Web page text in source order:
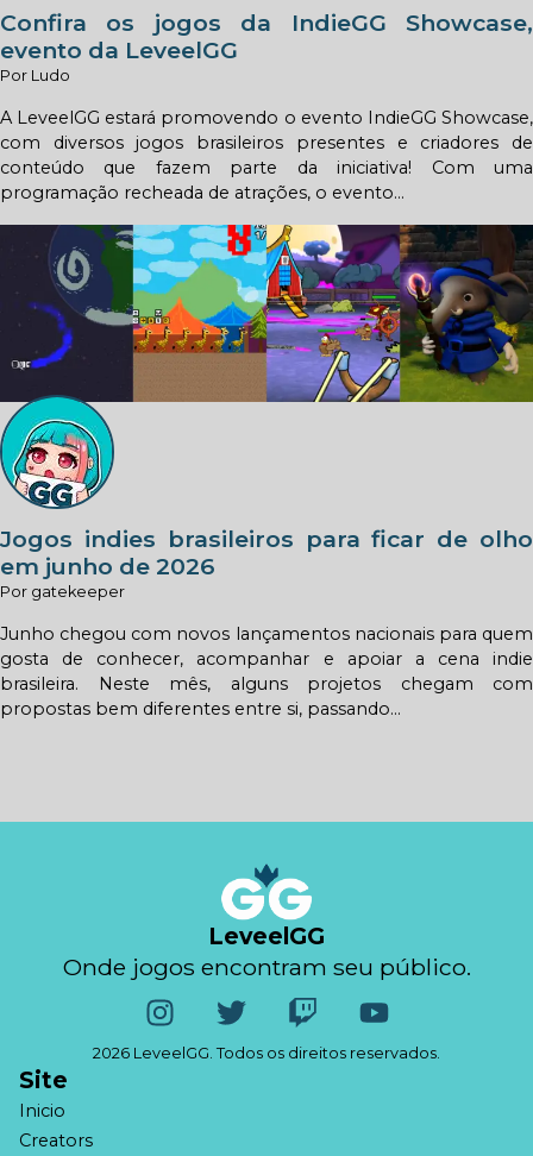
Confira os jogos da IndieGG Showcase,
evento da LeveelGG
Por Ludo
A LeveelGG estará promovendo o evento IndieGG Showcase,
com diversos jogos brasileiros presentes e criadores de
conteúdo que fazem parte da iniciativa! Com uma
programação recheada de atrações, o evento...
Jogos indies brasileiros para ficar de olho
em junho de 2026
Por gatekeeper
Junho chegou com novos lançamentos nacionais para quem
gosta de conhecer, acompanhar e apoiar a cena indie
brasileira. Neste mês, alguns projetos chegam com
propostas bem diferentes entre si, passando...
LeveelGG
Onde jogos encontram seu público.
2026 LeveelGG. Todos os direitos reservados.
Site
Inicio
Creators